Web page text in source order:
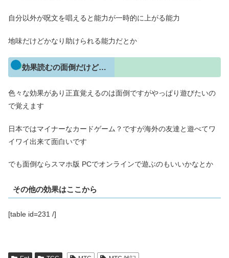
自分以外が呪文を唱えると能力が一時的に上がる能力
地味だけどかなり助けられる能力だとか
効果読むの面倒だけど…
色々な効果があり正直覚えるのは面倒ですがやっぱり遊びたいの
で覚えます
日本ではマイナーなカードゲーム？ですが海外の友達と遊べてワ
イワイ出来て面白いです
でも面倒ならスマホ版 PCでオンラインで遊ぶのもいいかなとか
その他の効果はここから
[table id=231 /]